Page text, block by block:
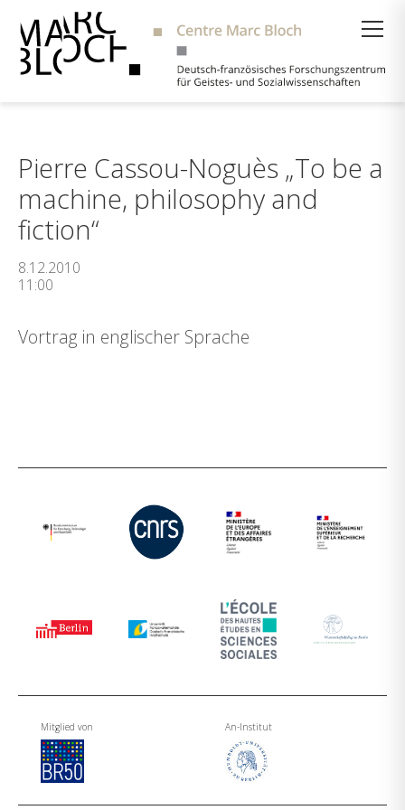
Pierre Cassou-Noguès „To be a
machine, philosophy and
fiction“
8.12.2010
11:00
Vortrag in englischer Sprache
Mitglied von An-Institut